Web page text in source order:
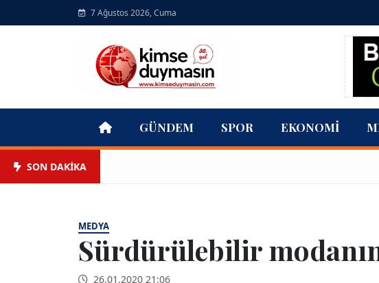
7 Ağustos 2026, Cuma
GÜNDEM SPOR EKONOMI
SON DAKİKA
MEDYA
Sürdürülebilir
26.01.2020 21:06